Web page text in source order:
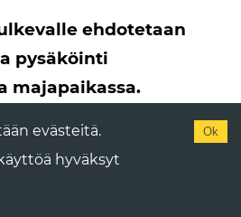
ehdotetaan
pysäköinti
majapaikassa.
esteetön pysäköinti.
lähiseudulla on
evästeitä.
hyväksyt
Ok